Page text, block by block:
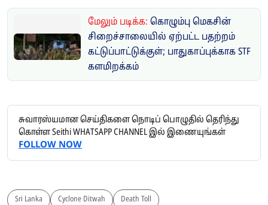
மேலும் படிக்க: கொழும்பு மெகசின்
சிறைச்சாலையில் ஏற்பட்ட பதற்றம்
கட்டுப்பாட்டுக்குள்; பாதுகாப்புக்காக STF
களமிறக்கம்
சுவாரஸ்யமான செய்திகளை நொடிப் பொழுதில் தெரிந்து
கொள்ள Seithi WHATSAPP CHANNEL இல் இணையுங்கள்
FOLLOW NOW
Sri Lanka Cyclone Ditwah Death Toll